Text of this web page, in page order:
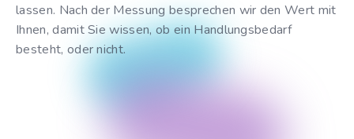
lassen. Nach der Messung besprechen wir den Wert mit
Ihnen, damit Sie wissen, ob ein Handlungsbedarf
besteht, oder nicht.